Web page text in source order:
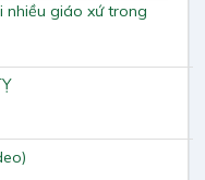
nhiều giáo xứ trong